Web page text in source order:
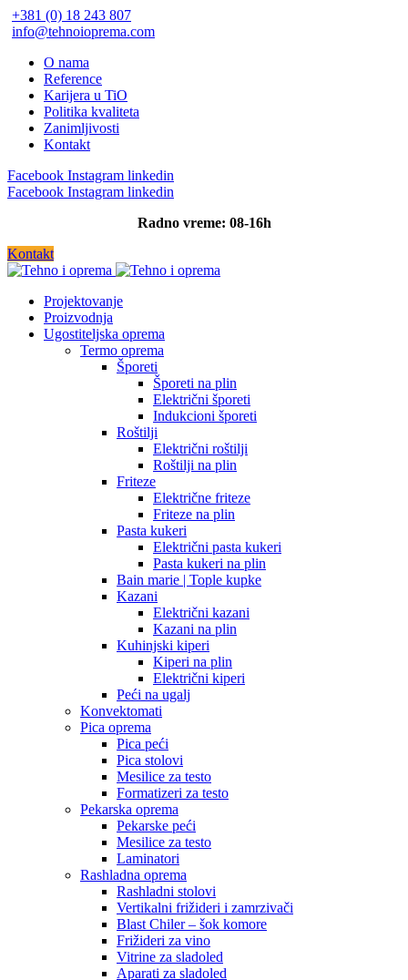
+381 (0) 18 243 807
info@tehnoioprema.com
O nama
Reference
Karijera u TiO
Politika kvaliteta
Zanimljivosti
Kontakt
Facebook Instagram linkedin
Facebook Instagram linkedin
Radno vreme: 08-16h
Kontakt
Projektovanje
Proizvodnja
Ugostiteljska oprema
Termo oprema
Šporeti
Šporeti na plin
Električni šporeti
Indukcioni šporeti
Roštilji
Električni roštilji
Roštilji na plin
Friteze
Električne friteze
Friteze na plin
Pasta kukeri
Električni pasta kukeri
Pasta kukeri na plin
Bain marie | Tople kupke
Kazani
Električni kazani
Kazani na plin
Kuhinjski kiperi
Kiperi na plin
Električni kiperi
Peći na ugalj
Konvektomati
Pica oprema
Pica peći
Pica stolovi
Mesilice za testo
Formatizeri za testo
Pekarska oprema
Pekarske peći
Mesilice za testo
Laminatori
Rashladna oprema
Rashladni stolovi
Vertikalni frižideri i zamrzivači
Blast Chiler – šok komore
Frižideri za vino
Vitrine za sladoled
Aparati za sladoled